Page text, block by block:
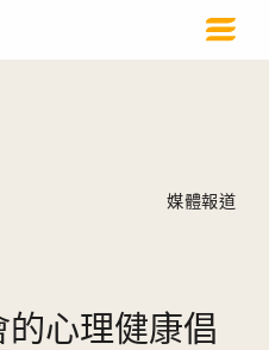
媒體報道
心理健康倡